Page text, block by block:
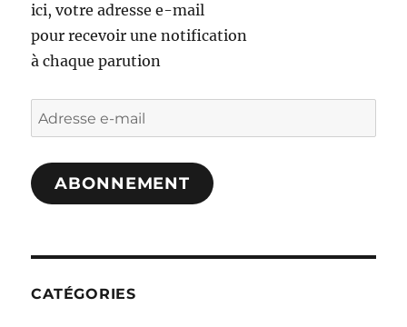
ici, votre adresse e-mail
pour recevoir une notification
à chaque parution
Adresse
e-
mail
ABONNEMENT
CATÉGORIES